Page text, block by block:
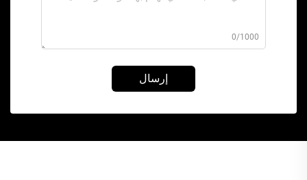
0/1000
إرسال